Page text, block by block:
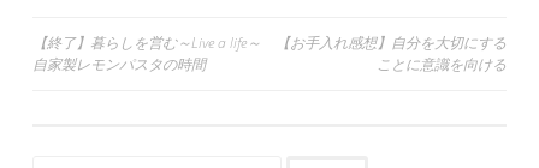
投
【終了】暮らしを営む～Live a life～
自家製レモンパスタの時間
【お手入れ感想】自分を大切にする
ことに意識を向ける